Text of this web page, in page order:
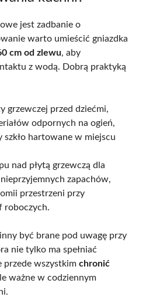
jest zadbanie o
warto umieścić gniazdka
cm od zlewu, aby
z wodą. Dobrą praktyką
grzewczej przed dziećmi,
odpornych na ogień,
szkło hartowane w miejscu
nad płytą grzewczą dla
zapachów,
przestrzeni przy
roboczych.
być brane pod uwagę przy
nie tylko ma spełniać
przede wszystkim chronić
ważne w codziennym